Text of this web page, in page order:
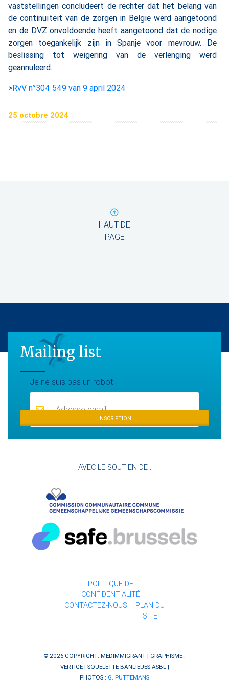
vaststellingen concludeert de rechter dat het belang van
de continuïteit van de zorgen in België werd aangetoond
en de DVZ onvoldoende heeft aangetoond dat de nodige
zorgen toegankelijk zijn in Spanje voor mevrouw. De
beslissing tot weigering van de verlenging werd
geannuleerd.
>RvV n°304 549 van 9 april 2024
25 octobre 2024
HAUT DE
PAGE
Mailing list
Je ne suis pas un robotMailing list
INSCRIPTION
AVEC LE SOUTIEN DE :
POLITIQUE DE
CONFIDENTIALITÉ
CONTACTEZ-NOUS
PLAN DU
SITE
© 2026 COPYRIGHT: MEDIMMIGRANT | GRAPHISME :
VERTIGE| SQUELETTE BANLIEUES ASBL|
PHOTOS : G. PUTTEMANS